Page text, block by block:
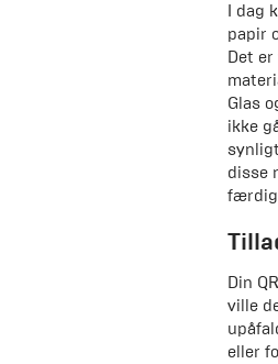
I dag
papir
Det
Glas
ikke
disse
Din
ville
eller